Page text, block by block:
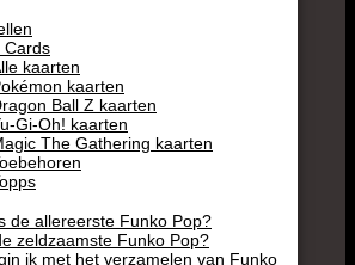
Cards
kaarten
kaarten
Ball Z kaarten
Gi-Oh! kaarten
The Gathering kaarten
de allereerste Funko Pop?
zeldzaamste Funko Pop?
ik met het verzamelen van Funko